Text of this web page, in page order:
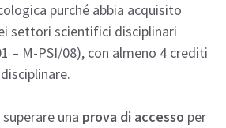
purché abbia acquisito
settori scientifici disciplinari
– M-PSI/08), con almeno 4 crediti
una prova di accesso per